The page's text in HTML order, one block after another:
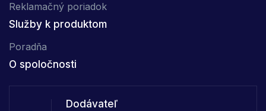
Reklamačný poriadok
Služby k produktom
Poradňa
O spoločnosti
Dodávateľ